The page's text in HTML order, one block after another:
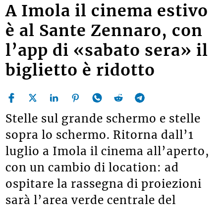
A Imola il cinema estivo
è al Sante Zennaro, con
l’app di «sabato sera» il
biglietto è ridotto
Stelle sul grande schermo e stelle
sopra lo schermo. Ritorna dall’1
luglio a Imola il cinema all’aperto,
con un cambio di location: ad
ospitare la rassegna di proiezioni
sarà l’area verde centrale del